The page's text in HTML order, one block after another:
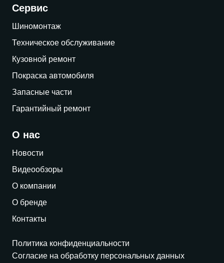
Сервис
Шиномонтаж
Техническое обслуживание
Кузовной ремонт
Покраска автомобиля
Запасные части
Гарантийный ремонт
О нас
Новости
Видеообзоры
О компании
О бренде
Контакты
Политика конфиденциальности
Согласие на обработку персональных данных